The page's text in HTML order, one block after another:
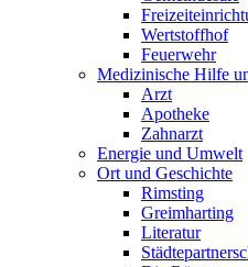
Wertstoffhof
Feuerwehr
Medizinische Hilfe
Arzt
Apotheke
Zahnarzt
Energie und Umwelt
Ort und Geschichte
Rimsting
Greimharting
Literatur